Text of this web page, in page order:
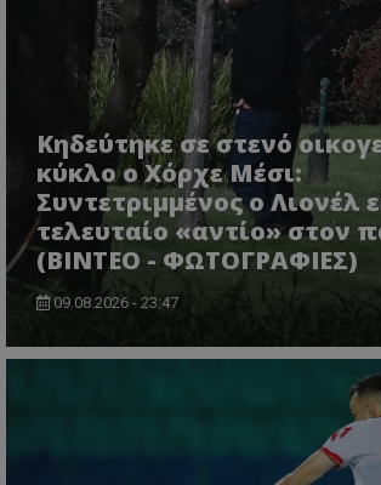
Κηδεύτηκε σε στενό
κύκλο ο Χόρχε Μέσι:
Συντετριμμένος ο Λιονέλ
τελευταίο «αντίο» στον
(ΒΙΝΤΕΟ - ΦΩΤΟΓΡΑΦΙΕΣ)
09.08.2026 - 23:47